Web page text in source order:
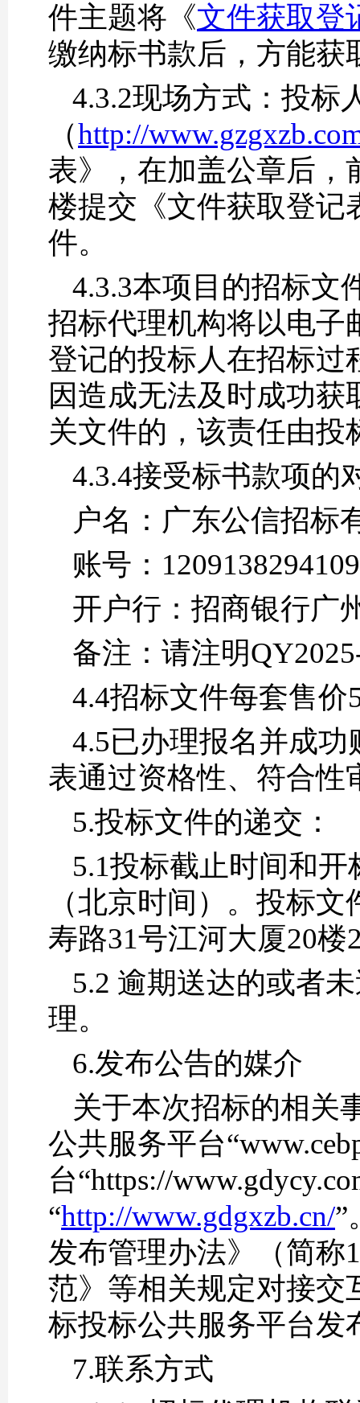
件主题将《文件获取登
缴纳标书款后，方能获
4.3.2现场方式：投标
（http://
表》，在加盖公章后，
楼提交《文件获取登记
件。
4.3.3本项目的招标文
招标代理机构将以电子
登记的投标人在招标过
因造成无法及时成功
关文件的，该责任由投
4.3.4接受标书款项的
户名：广东公信招标
账号：
开户行：招商银行广
备注：请注明
4.4招标文件每套售价
4.5已办理报名并成
表通过资格性、符合性
5.投标文件的递交：
5.1投标截止时间和开
（北京时间）。投标
寿路31号江河大厦20
5.2 逾期送达的或者
理。
6.发布公告的媒介
关于本次招标的相关
公共服务平台
台“https://
“http://www.gdgxzb.cn/”
发布管理办法》（简称
范》等相关规定对接交
标投标公共服务平台发
7.联系方式